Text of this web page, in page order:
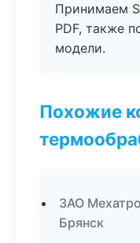
Принимаем
PDF, также
модели.
Похожие
ЗАО
Брянск